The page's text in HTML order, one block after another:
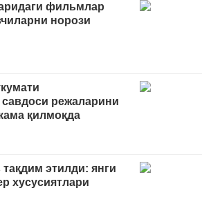
фильмлар
норози
режаларини
қилмоқда
этилди: янги
хусусиятлари